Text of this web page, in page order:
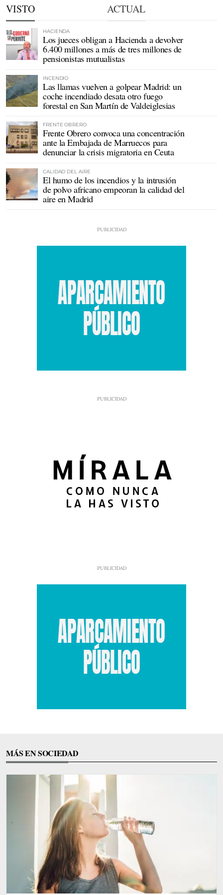
VISTO ACTUAL
HACIENDA
Los jueces obligan a Hacienda a devolver
6.400 millones a más de tres millones de
pensionistas mutualistas
INCENDIO
Las llamas vuelven a golpear Madrid: un
coche incendiado desata otro fuego
forestal en San Martín de Valdeiglesias
FRENTE OBRERO
Frente Obrero convoca una concentración
ante la Embajada de Marruecos para
denunciar la crisis migratoria en Ceuta
CALIDAD DEL AIRE
El humo de los incendios y la intrusión
de polvo africano empeoran la calidad del
aire en Madrid
MÁS EN SOCIEDAD